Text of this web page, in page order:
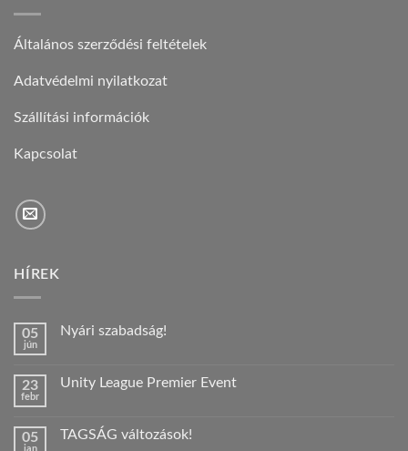
Általános szerződési feltételek
Adatvédelmi nyilatkozat
Szállítási információk
Kapcsolat
HÍREK
05
jún
Nyári szabadság!
Nyári
23
febr
Unity League Premier Event
Unity
05
jan
TAGSÁG változások!